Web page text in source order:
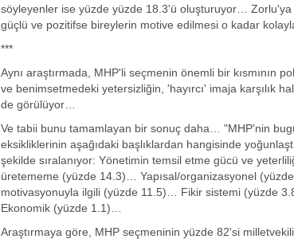
söyleyenler ise yüzde yüzde 18.3'ü oluşturuyor…
güçlü ve pozitifse bireylerin motive edilmesi o kadar
***
Aynı araştırmada, MHP'li seçmenin önemli bir kısmının
ve benimsetmedeki yetersizliğin, 'hayırcı' imaja karşılık
de görülüyor…
Ve tabii bunu tamamlayan bir sonuç daha… "MHP'nin
eksikliklerinin aşağıdaki başlıklardan hangisinde
şekilde sıralanıyor: Yönetimin temsil etme gücü ve
üretememe (yüzde 14.3)… Yapısal/organizasyonel
motivasyonuyla ilgili (yüzde 11.5)… Fikir sistemi (yüzde
Ekonomik (yüzde 1.1)…
Araştırmaya göre, MHP seçmeninin yüzde 82'si